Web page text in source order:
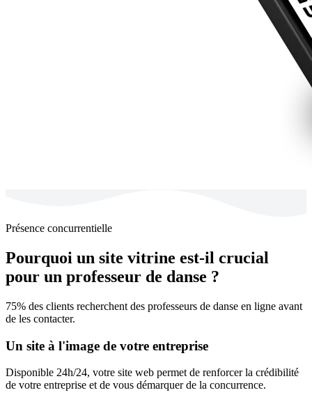
Présence concurrentielle
Pourquoi un site vitrine est-il crucial
pour un professeur de danse ?
75% des clients recherchent des professeurs de danse en ligne avant
de les contacter.
Un site à l'image de votre entreprise
Disponible 24h/24, votre site web permet de renforcer la crédibilité
de votre entreprise et de vous démarquer de la concurrence.